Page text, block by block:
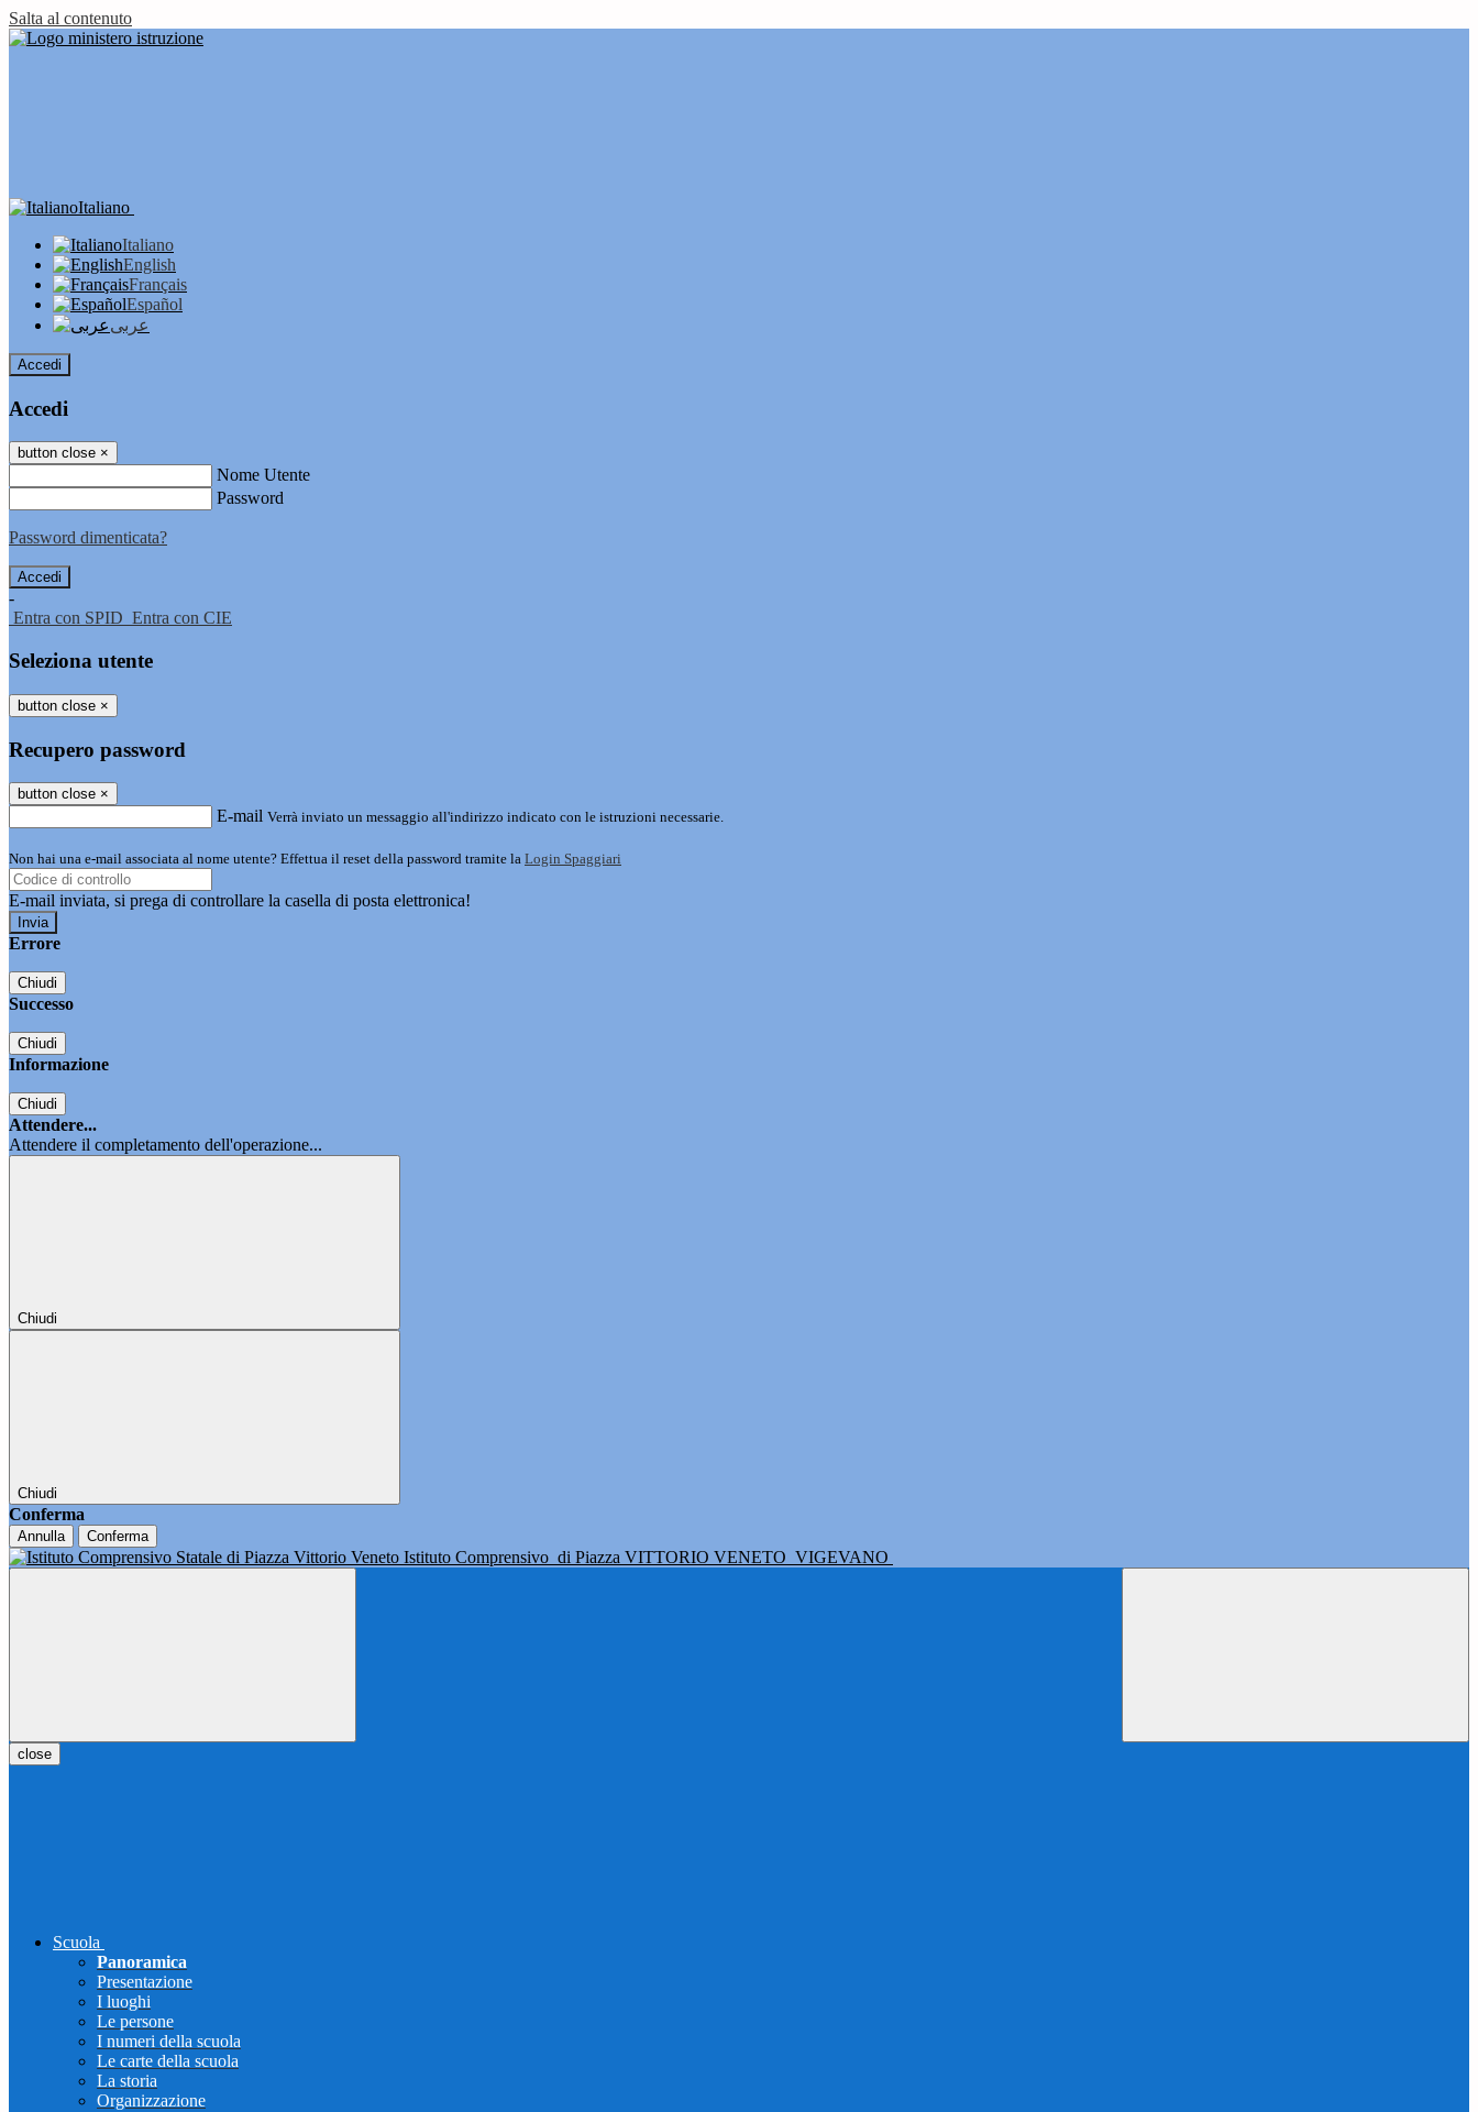
Salta al contenuto
Italiano
Italiano
English
Français
Español
عربى
Accedi
Accedi
button close ×
Nome Utente
Password
Password dimenticata?
-
Entra con SPID Entra con CIE
Seleziona utente
button close ×
Recupero password
button close ×
E-mail Verrà inviato un messaggio all'indirizzo indicato con le istruzioni necessarie.
Non hai una e-mail associata al nome utente? Effettua il reset della password tramite la Login Spaggiari
E-mail inviata, si prega di controllare la casella di posta elettronica!
Errore
Chiudi
Successo
Chiudi
Informazione
Chiudi
Attendere...
Attendere il completamento dell'operazione...
Chiudi
Chiudi
Conferma
Annulla Conferma
Istituto Comprensivo di Piazza VITTORIO VENETO VIGEVANO
close
Scuola
Panoramica
Presentazione
I luoghi
Le persone
I numeri della scuola
Le carte della scuola
La storia
Organizzazione